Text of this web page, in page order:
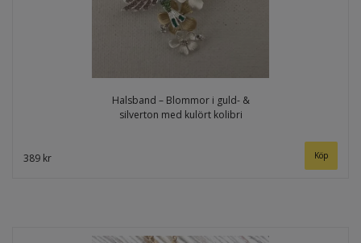
Halsband – Blommor i guld- &
silverton med kulört kolibri
389 kr